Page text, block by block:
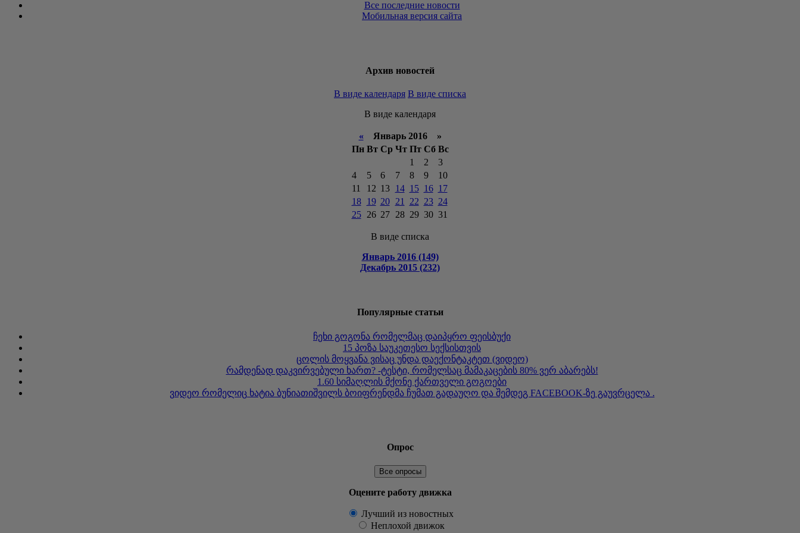
Все последние новости
Мобильная версия сайта
Архив новостей
В виде календаря В виде списка
В виде календаря
« Январь 2016 »
Пн Вт Ср Чт Пт Сб Вс
1
2
3
4
5 6 7 8 9
10
11
12 13 14 15 16 17
18
19 20 21 22 23 24
25
26 27 28 29 30 31
В виде списка
Январь 2016 (149)
Декабрь 2015 (232)
Популярные статьи
ჩეხი გოგონა რომელმაც დაიპყრო ფეისბუქი
15 პოზა საუკეთესო სექსისთვის
ცოლის მოყვანა ვისაც უნდა დაექონტაკტეთ (ვიდეო)
რამდენად დაკვირვებული ხართ? -ტესტი, რომელსაც მამაკაცების 80% ვერ აბარებს!
1.60 სიმაღლის მქონე ქართველი გოგოები
ვიდეო რომელიც ხატია ბუნიათიშვილს ბოიფრენდმა ჩუმათ გადაუღო და შემდეგ FACEBOOK-ზე გაუვრცელა .
Опрос
Все опросы
Оцените работу движка
Лучший из новостных
Неплохой движок